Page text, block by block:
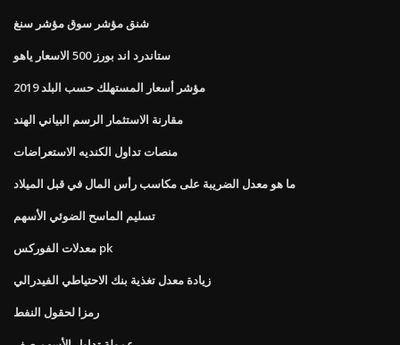
شنق مؤشر سوق مؤشر سنغ
ستاندرد اند بورز 500 الاسعار ياهو
مؤشر أسعار المستهلك حسب البلد 2019
مقارنة الاستثمار الرسم البياني الهند
منصات تداول الكنديه الاستعراضات
ما هو معدل الضريبة على مكاسب رأس المال في قبل الميلاد
تسليم الماسح الضوئي الأسهم
معدلات الفوركس pk
زيادة معدل تغذية بنك الاحتياطي الفيدرالي
رمزا لحقول النفط